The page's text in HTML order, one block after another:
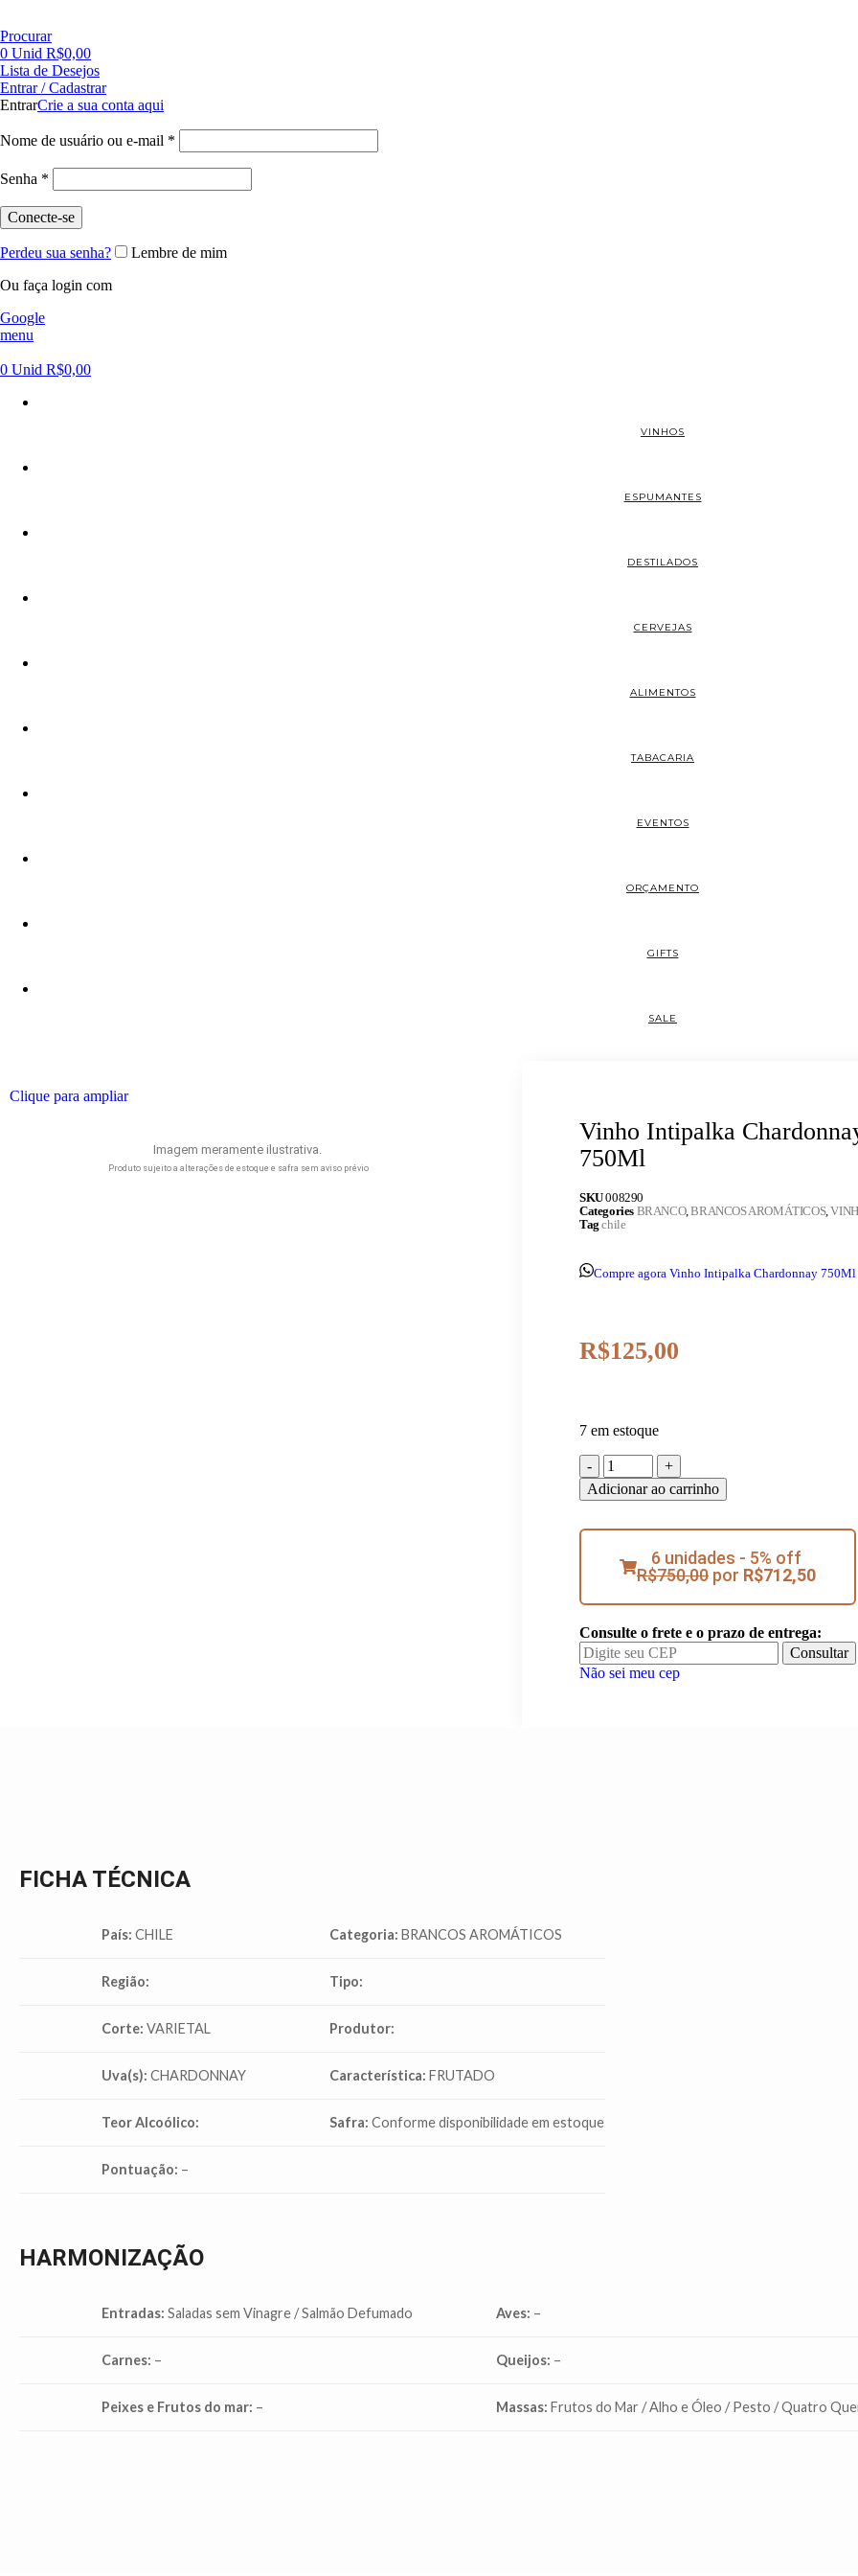
Procurar
0 Unid R$0,00
Lista de Desejos
Entrar / Cadastrar
EntrarCrie a sua conta aqui
Nome de usuário ou e-mail *
Senha *
Conecte-se
Perdeu sua senha?
Lembre de mim
Ou faça login com
Google
menu
0 Unid R$0,00
VINHOS
ESPUMANTES
DESTILADOS
CERVEJAS
ALIMENTOS
TABACARIA
EVENTOS
ORÇAMENTO
GIFTS
SALE
Clique para ampliar
Imagem meramente ilustrativa.
Produto sujeito a alterações de estoque e safra sem aviso prévio
Vinho Intipalka
750Ml
SKU008290
Categories BRANCO,BRANCOS AROMÁTICOS,
Tag chile
Compre agora Vinho Intipalka Chardonnay 750Ml
R$125,00
7 em estoque
Adicionar ao carrinho
6 unidades - 5% off
R$750,00 por R$712,50
Consulte o frete e o prazo de entrega:
Consultar
Não sei meu cep
FICHA TÉCNICA
País: CHILE Categoria: BRANCOS AROMÁTICOS
Região: Tipo:
Corte: VARIETAL Produtor:
Uva(s): CHARDONNAY Característica: FRUTADO
Teor Alcoólico: Safra: Conforme disponibilidade em estoque
Pontuação: –
HARMONIZAÇÃO
Entradas: Saladas sem Vinagre / Salmão Defumado Aves: –
Carnes: – Queijos: –
Peixes e Frutos do mar: – Massas: Frutos do Mar / Alho e Óleo / Pesto / Quatro